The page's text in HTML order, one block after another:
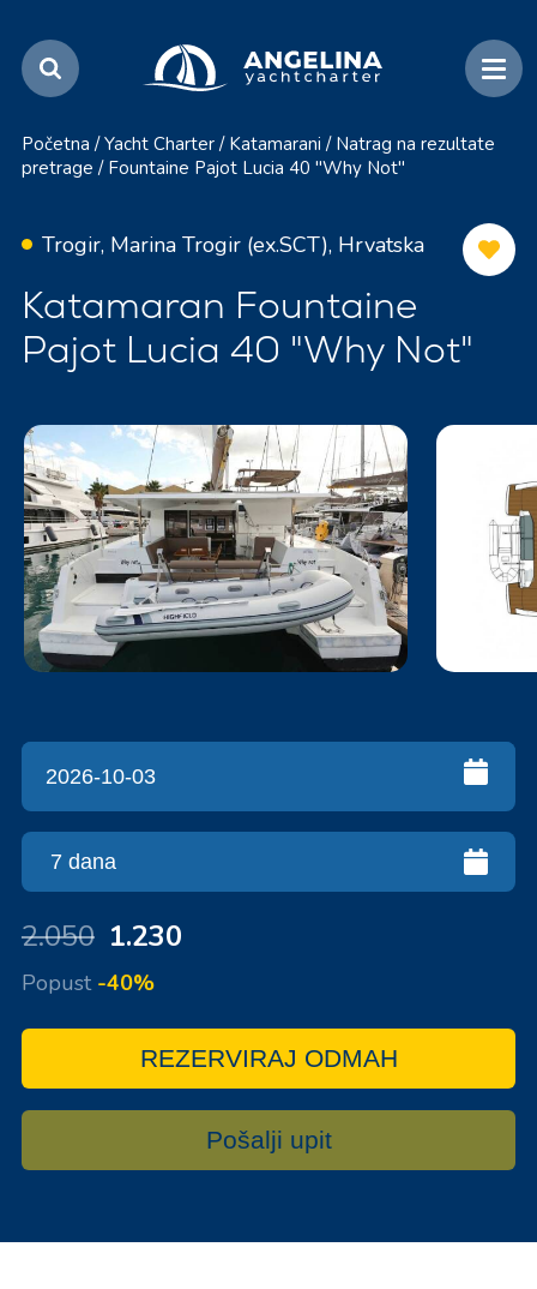
Početna / Yacht Charter / Katamarani / Natrag na rezultate
pretrage / Fountaine Pajot Lucia 40 "Why Not"
Trogir, Marina Trogir (ex.SCT), Hrvatska
Katamaran Fountaine
Pajot Lucia 40 "Why Not"
2.050 1.230
Popust -40%
REZERVIRAJ ODMAH
Pošalji upit